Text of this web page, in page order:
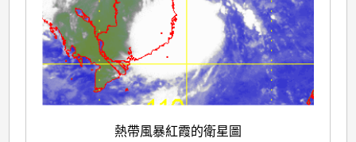
熱帶風暴紅霞的衛星圖